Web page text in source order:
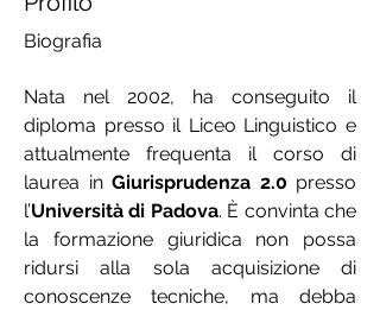
Biografia
Nata nel 2002, ha conseguito il
diploma presso il Liceo Linguistico e
attualmente frequenta il corso di
laurea in Giurisprudenza 2.0 presso
l’Università di Padova. È convinta che
la formazione giuridica non possa
ridursi alla sola acquisizione di
conoscenze tecniche, ma debba